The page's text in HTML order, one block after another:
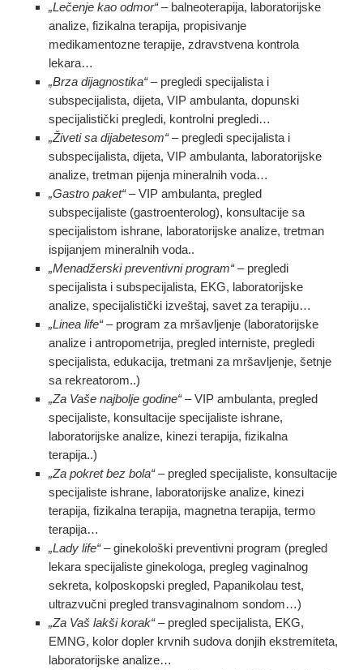
„Lečenje kao odmor“– balneoterapija, laboratorijske
analize, fizikalna terapija, propisivanje
medikamentozne terapije, zdravstvena kontrola
lekara…
„Brza dijagnostika“– pregledi specijalista i
subspecijalista, dijeta, VIP ambulanta, dopunski
specijalistički pregledi, kontrolni pregledi…
„Živeti sa dijabetesom“– pregledi specijalista i
subspecijalista, dijeta, VIP ambulanta, laboratorijske
analize, tretman pijenja mineralnih voda…
„Gastro paket“– VIP ambulanta, pregled
subspecijaliste (gastroenterolog), konsultacije sa
specijalistom ishrane, laboratorijske analize, tretman
ispijanjem mineralnih voda..
„Menadžerski preventivni program“– pregledi
specijalista i subspecijalista, EKG, laboratorijske
analize, specijalistički izveštaj, savet za terapiju…
„Linea life“– program za mršavljenje (laboratorijske
analize i antropometrija, pregled interniste, pregledi
specijalista, edukacija, tretmani za mršavljenje, šetnje
sa rekreatorom..)
„Za Vaše najbolje godine“– VIP ambulanta, pregled
specijaliste, konsultacije specijaliste ishrane,
laboratorijske analize, kinezi terapija, fizikalna
terapija..)
„Za pokret bez bola“– pregled specijaliste, konsultacije
specijaliste ishrane, laboratorijske analize, kinezi
terapija, fizikalna terapija, magnetna terapija, termo
terapija…
„Lady life“– ginekološki preventivni program (pregled
lekara specijaliste ginekologa, pregleg vaginalnog
sekreta, kolposkopski pregled, Papanikolau test,
ultrazvučni pregled transvaginalnom sondom…)
„Za Vaš lakši korak“– pregled specijalista, EKG,
EMNG, kolor dopler krvnih sudova donjih ekstremiteta,
laboratorijske analize…